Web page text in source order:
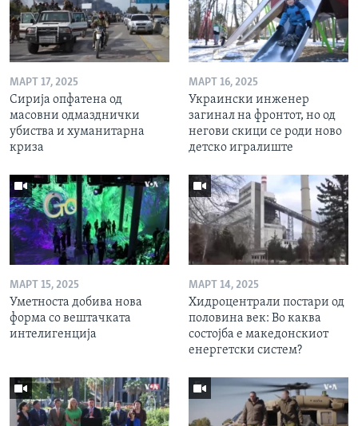
МАРТ 17, 2025
Сирија опфатена од
масовни одмазднички
убиства и хуманитарна
криза
МАРТ 16, 2025
Украински инженер
загинал на фронтот, но од
негови скици се роди ново
детско игралиште
МАРТ 15, 2025
Уметноста добива нова
форма со вештачката
интелигенција
МАРТ 14, 2025
Хидроцентрали постари од
половина век: Во каква
состојба е македонскиот
енергетски систем?